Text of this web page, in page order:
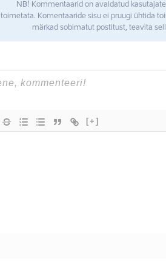
NB! Kommentaarid on avaldatud
toimetata. Komentaaride sisu ei pruugi ühtida
märkad sobimatut postitust, teavita
[+]